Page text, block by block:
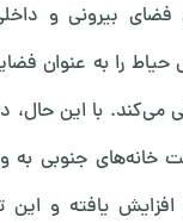
فضای بیرونی و
حیاط را به عنوان
می‌کند. با این حال،
خانه‌های جنوبی به
افزایش یافته و این